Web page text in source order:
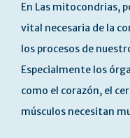
En Las mitocondrias,
vital necesaria de la
los procesos de
Especialmente los
como el corazón, el
músculos necesitan